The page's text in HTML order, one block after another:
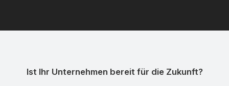
Ist Ihr Unternehmen bereit für die Zukunft?